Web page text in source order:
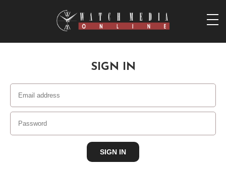
SIGN IN